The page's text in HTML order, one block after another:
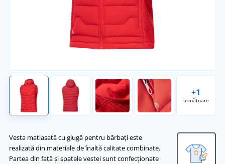
+1
următoare
Vesta matlasată cu glugă pentru bărbați este
realizată din materiale de înaltă calitate combinate.
Partea din față și spatele vestei sunt confecționate